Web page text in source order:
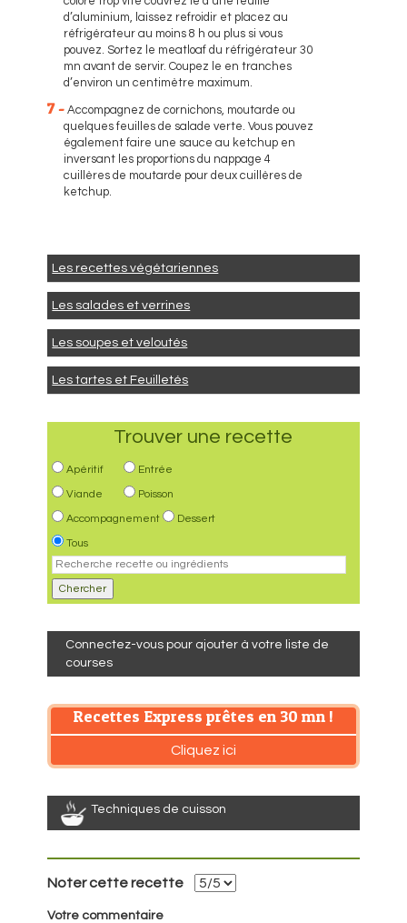
d’aluminium, laissez refroidir et placez au
réfrigérateur au moins 8 h ou plus si vous
pouvez. Sortez le meatloaf du réfrigérateur 30
mn avant de servir. Coupez le en tranches
d’environ un centimètre maximum.
7 - Accompagnez de cornichons, moutarde ou
quelques feuilles de salade verte. Vous pouvez
également faire une sauce au ketchup en
inversant les proportions du nappage 4
cuillères de moutarde pour deux cuillères de
ketchup.
Les recettes végétariennes
Les salades et verrines
Les soupes et veloutés
Les tartes et Feuilletés
Trouver une recette
Apéritif Entrée
Viande Poisson
Accompagnement Dessert
Tous
Connectez-vous pour ajouter à votre liste de
courses
Recettes Express prêtes en 30 mn !
Cliquez ici
Techniques de cuisson
Noter cette recette
Votre commentaire